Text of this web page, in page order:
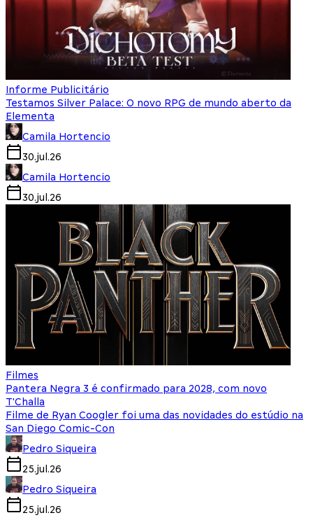
Informe Publicitário
Testamos Silver Palace: O novo RPG de mundo aberto da
Elementa
Camila Hortencio
30.jul.26
Camila Hortencio
30.jul.26
Filmes
Pantera Negra 3 é confirmado para 2028, com novo
T'Challa
Filme de Ryan Coogler foi uma das novidades do estúdio na
San Diego Comic-Con
Pedro Siqueira
25.jul.26
Pedro Siqueira
25.jul.26